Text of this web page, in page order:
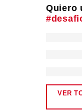
Quiero
VER